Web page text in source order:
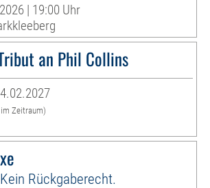
| 19:00 Uhr
an Phil Collins
Zeitraum)
Rückgaberecht.